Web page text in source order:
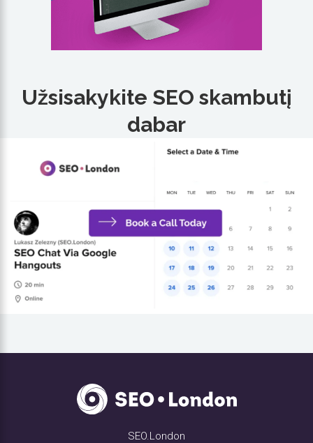
Užsisakykite SEO skambutį
dabar
SEO.London